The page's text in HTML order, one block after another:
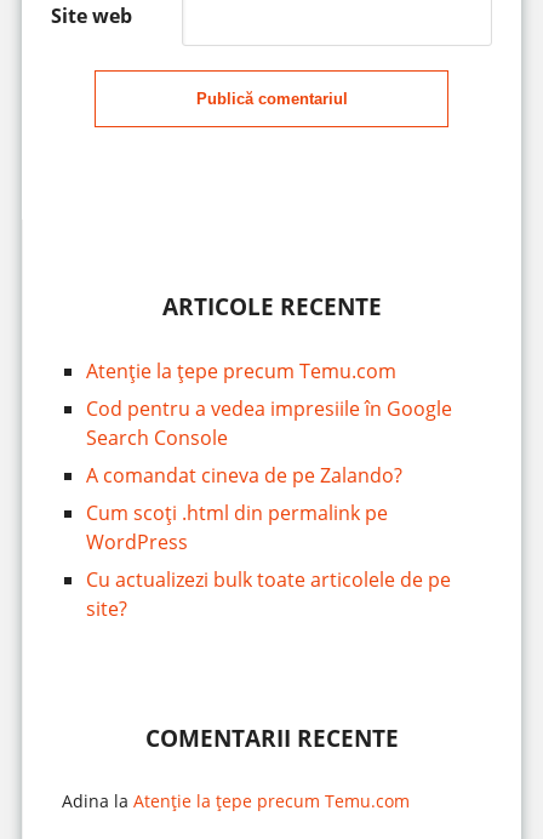
Site web
Publică comentariul
ARTICOLE RECENTE
Atenție la țepe precum Temu.com
Cod pentru a vedea impresiile în Google
Search Console
A comandat cineva de pe Zalando?
Cum scoți .html din permalink pe
WordPress
Cu actualizezi bulk toate articolele de pe
site?
COMENTARII RECENTE
Adina la Atenție la țepe precum Temu.com